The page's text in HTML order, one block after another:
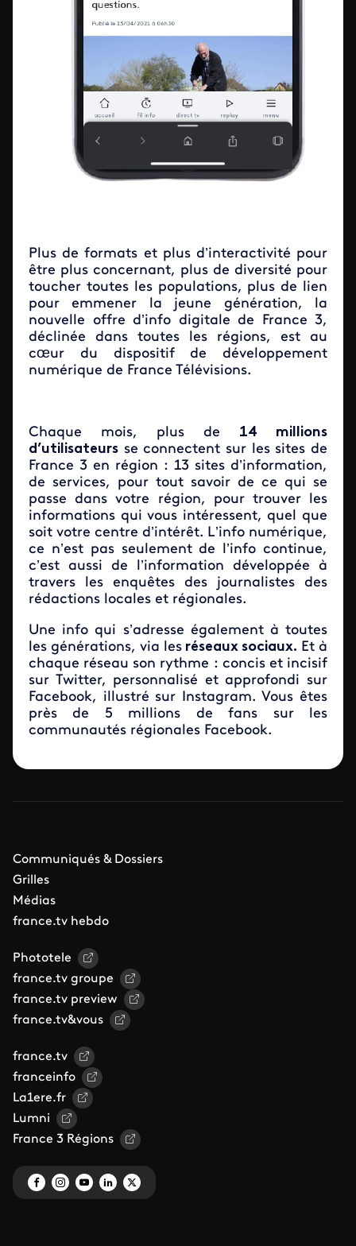
Plus de formats et plus d’interactivité pour
être plus concernant, plus de diversité pour
toucher toutes les populations, plus de lien
pour emmener la jeune génération, la
nouvelle offre d’info digitale de France 3,
déclinée dans toutes les régions, est au
cœur du dispositif de développement
numérique de France Télévisions.
Chaque mois, plus de 14 millions
d’utilisateurs se connectent sur les sites de
France 3 en région : 13 sites d’information,
de services, pour tout savoir de ce qui se
passe dans votre région, pour trouver les
informations qui vous intéressent, quel que
soit votre centre d’intérêt. L’info numérique,
ce n’est pas seulement de l’info continue,
c’est aussi de l’information développée à
travers les enquêtes des journalistes des
rédactions locales et régionales.
Une info qui s’adresse également à toutes
les générations, via les réseaux sociaux. Et à
chaque réseau son rythme : concis et incisif
sur Twitter, personnalisé et approfondi sur
Facebook, illustré sur Instagram. Vous êtes
près de 5 millions de fans sur les
communautés régionales Facebook​.
Communiqués & Dossiers
Grilles
Médias
france.tv hebdo
Phototele
france.tv groupe
france.tv preview
france.tv&vous
france.tv
franceinfo
La1ere.fr
Lumni
France 3 Régions